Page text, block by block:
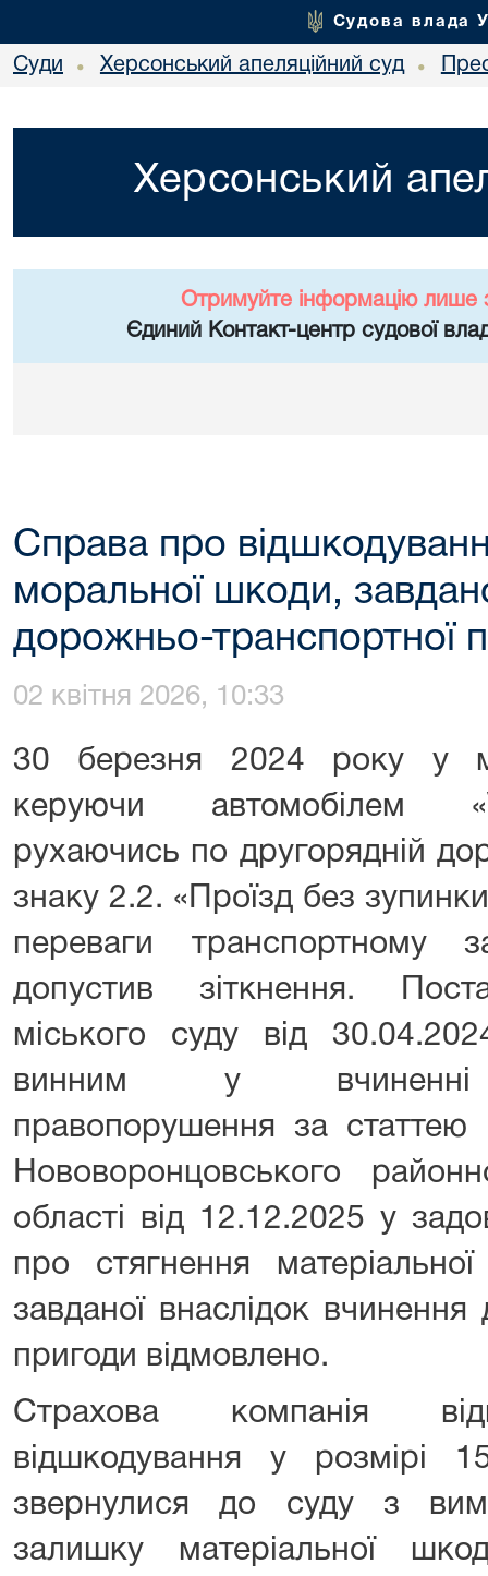
Судова влада
Суди • Херсонський апеляційний суд •
Херсонський
Отримуйте інформацію лише
Єдиний Контакт-центр судової
Справа про
моральної шкоди,
дорожньо-транспортної
02 квітня 2026, 10:33
30 березня 2024 року у м.
керуючи автомобілем
рухаючись по другорядній
знаку 2.2. «Проїзд без
переваги транспортному
допустив зіткнення.
міського суду від
винним у вчиненні
правопорушення за
Нововоронцовського
області від 12.12.2025 у
про стягнення
завданої внаслідок
пригоди відмовлено.
Страхова компанія
відшкодування у розмірі
звернулися до суду з
залишку матеріальної